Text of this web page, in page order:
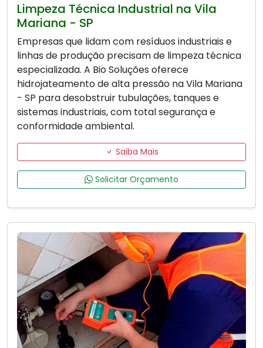
Limpeza Técnica Industrial na Vila
Mariana - SP
Empresas que lidam com resíduos industriais e
linhas de produção precisam de limpeza técnica
especializada. A Bio Soluções oferece
hidrojateamento de alta pressão na Vila Mariana
- SP para desobstruir tubulações, tanques e
sistemas industriais, com total segurança e
conformidade ambiental.
Saiba Mais
Solicitar Orçamento